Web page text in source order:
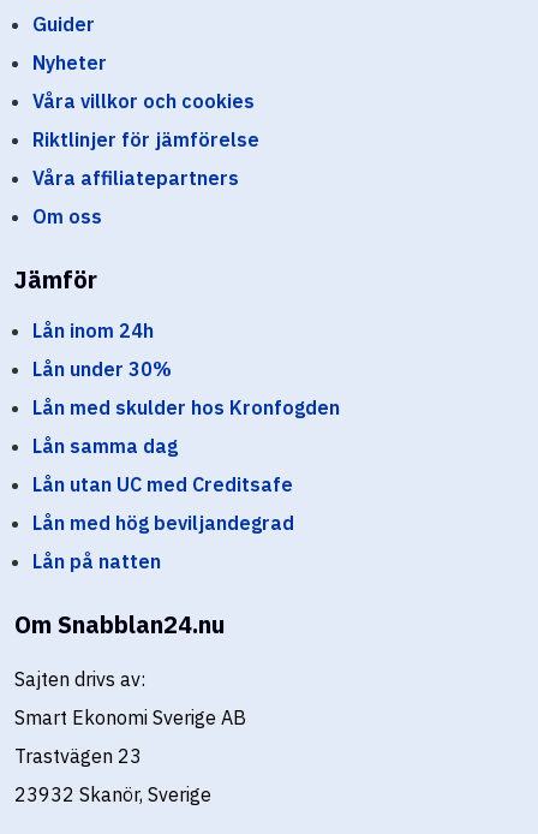
Guider
Nyheter
Våra villkor och cookies
Riktlinjer för jämförelse
Våra affiliatepartners
Om oss
Jämför
Lån inom 24h
Lån under 30%
Lån med skulder hos Kronfogden
Lån samma dag
Lån utan UC med Creditsafe
Lån med hög beviljandegrad
Lån på natten
Om Snabblan24.nu
Sajten drivs av:
Smart Ekonomi Sverige AB
Trastvägen 23
23932 Skanör, Sverige